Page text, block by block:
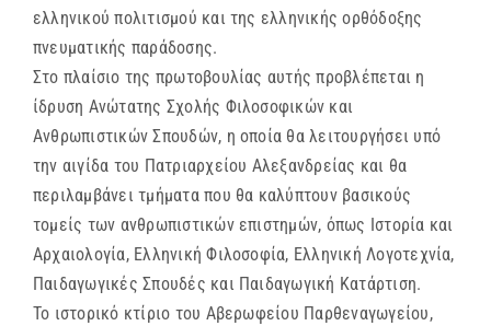
ελληνικού πολιτισμού και της ελληνικής ορθόδοξης
πνευματικής παράδοσης.
Στο πλαίσιο της πρωτοβουλίας αυτής προβλέπεται η
ίδρυση Ανώτατης Σχολής Φιλοσοφικών και
Ανθρωπιστικών Σπουδών, η οποία θα λειτουργήσει υπό
την αιγίδα του Πατριαρχείου Αλεξανδρείας και θα
περιλαμβάνει τμήματα που θα καλύπτουν βασικούς
τομείς των ανθρωπιστικών επιστημών, όπως Ιστορία και
Αρχαιολογία, Ελληνική Φιλοσοφία, Ελληνική Λογοτεχνία,
Παιδαγωγικές Σπουδές και Παιδαγωγική Κατάρτιση.
Το ιστορικό κτίριο του Αβερωφείου Παρθεναγωγείου,